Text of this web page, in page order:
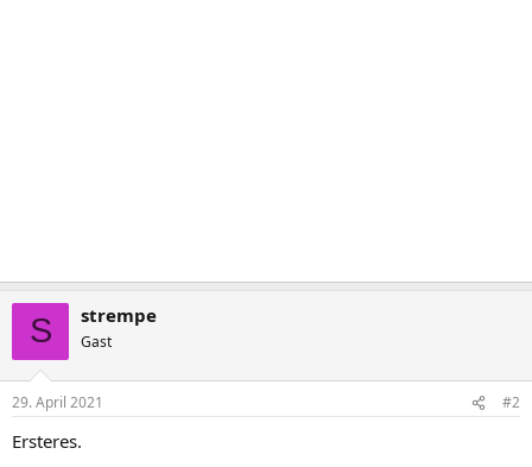
S strempe
Gast
29. April 2021 #2
Ersteres.